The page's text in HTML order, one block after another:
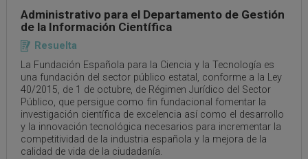
Administrativo para el Departamento de Gestión
de la Información Científica
Resuelta
La Fundación Española para la Ciencia y la Tecnología es
una fundación del sector público estatal, conforme a la Ley
40/2015, de 1 de octubre, de Régimen Jurídico del Sector
Público, que persigue como fin fundacional fomentar la
investigación científica de excelencia así como el desarrollo
y la innovación tecnológica necesarios para incrementar la
competitividad de la industria española y la mejora de la
calidad de vida de la ciudadanía.